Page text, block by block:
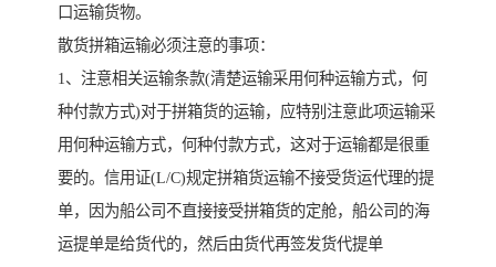
口运输货物。
散货拼箱运输必须注意的事项：
1、注意相关运输条款(清楚运输采用何种运输方式，何
种付款方式)对于拼箱货的运输，应特别注意此项运输采
用何种运输方式，何种付款方式，这对于运输都是很重
要的。信用证(L/C)规定拼箱货运输不接受货运代理的提
单，因为船公司不直接接受拼箱货的定舱，船公司的海
运提单是给货代的，然后由货代再签发货代提单